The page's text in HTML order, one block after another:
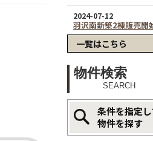
一覧はこちら
物件検索
SEARCH
条件を指定し
物件を探す